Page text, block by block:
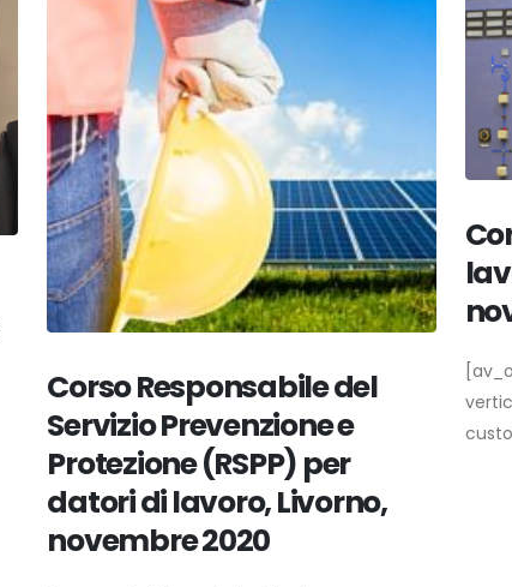
Corso Responsabile del
Servizio Prevenzione e
Protezione (RSPP) per
datori di lavoro, Livorno,
novembre 2020